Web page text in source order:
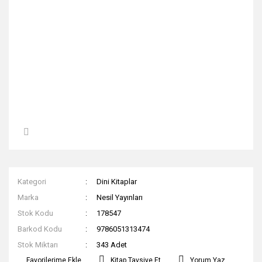
Kategori
Dini Kitaplar
Marka
Nesil Yayınları
Stok Kodu
178547
Barkod Kodu
9786051313474
Stok Miktarı
343 Adet
Kitap Tavsiye Et Yorum Yaz